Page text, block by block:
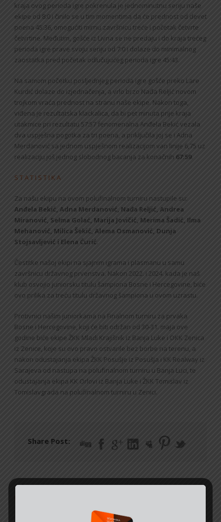
kraja ovog perioda igre pokrenula je jednominutnu seriju naše
ekipe od 8:0 i činilo se u tim momentima da će prednost od devet
poena 45:36, omogućiti mirnu završnicu treće i početak četvrte
četvrtine. Međutim, gošće iz Livna se ne predaju i do kraja trećeg
perioda igre prave svoju seriju od 7:0 i dolaze do minimalnog
zaostatka pred početak odlučujućeg perioda igre 45:43.
Na samom početku posljednjeg perioda igre gošće preko Lare
Kurdić dolaze do izjednačenja, a vrlo brzo Nađa Reljić novom
trojkom vraća prednost na stranu naše ekipe. Nakon toga,
viđena je rezultatska klackalica, da bi pet minuta prije kraja
utakmice pri rezultatu 57:57 fenomenalna Anđela Bekić vezala
dva uspješna pogotka za tri poena, a priključila joj se i Adna
Merdanović sa jednom uspješnom realizacijom van linije 6,75 uz
realizaciju još jednog slobodnog bacanja za konačnih 67:59.
S T A T I S T I K A
Za našu ekipu na ovom polufinalnom turniru nastupile su:
Anđela Bekić, Adna Merdanović, Nađa Reljić, Andrea
Miranović, Selma Golać, Marija Jovičić, Merima Šadić, Ilma
Mehanović, Milica Šekić, Alema Osmanović, Dunja
Stojsavljević i Elena Ćurić
Čestitke našoj ekipi na sjajnim igrama i plasmanu u samu
završnicu državnog prvenstva. Nakon 2022. i 2024. kada je naš
klub osvojio juniorsku titulu šampiona Bosne i Hercegovine, biće
ovo prilika za treću titulu državnog šampiona u ovom uzrastu.
Protivnici našim juniorkama na Finalnom turniru za prvaka
Bosne i Hercegovine, koji će biti održan od 30-31. maja ove
godine biće ekipe ŽKK Mladi Krajišnik iz Banja Luke i OKK Zenica
iz Zenice, koje su ovo pravo ostvarile bez borbe na terenu, a
nakon odustajanja ekipa ŽKK Posušje iz Posušja i KK Realway iz
Sarajeva od nastupa na polufinalnom turniru u Banja Luci, te
odustajanja ekipa KK Orlovi iz Banja Luke i ŽKK Tomislav iz
Tomislavgrada na polufinalnom turniru u Zenici.
Share Post:
JUNIORKE U BORBI ZA TITULU PRVAKA BOSNE I
U PRODAJI SU SEZONSKE ULAZNICE KK LAVOVI BRČKO